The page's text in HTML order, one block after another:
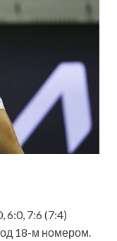
6:0, 7:6 (7:4)
18-м номером.